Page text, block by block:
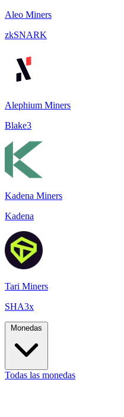
Aleo Miners
zkSNARK
Alephium Miners
Blake3
Kadena Miners
Kadena
Tari Miners
SHA3x
Monedas
Todas las monedas